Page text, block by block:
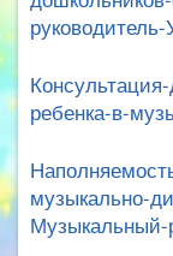
ребенка-в-
музыкально-
Музыкальный-